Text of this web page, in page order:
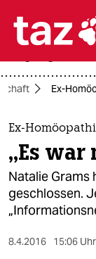
themen
politik
öko
Ex-
Ex-
„Es
Natalie Grams
geschlossen.
8.4.2016 15:06 Uhr